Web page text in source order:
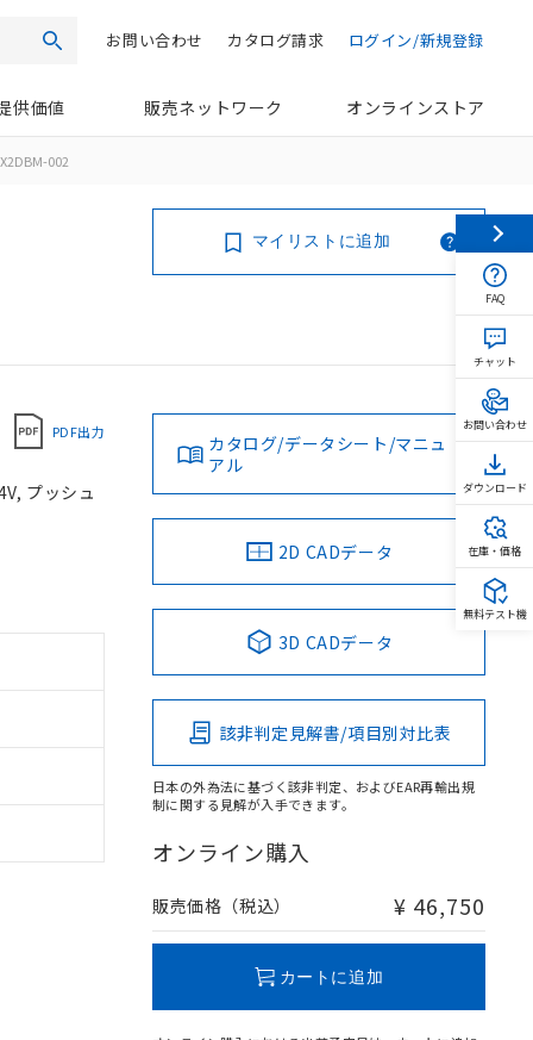
検索 ログイン/新規登録
カタログ請求
お問い合わせ
供価値 販売ネットワーク オンラインストア
002
マイリストに追加
PDF出力
プッシュ
カタログ/データシート/マニュ
アル
2D CADデータ
3D CADデータ
該非判定見解書/項目別対比表
日本の外為法に基づく該非判定、およびEAR再輸出規
制に関する見解が入手できます。
オンライン購入
販売価格（税込） ¥ 46,750
カートに追加
FAQ
チャット
お問い合わせ
ダウンロード
在庫・価格
無料テスト機